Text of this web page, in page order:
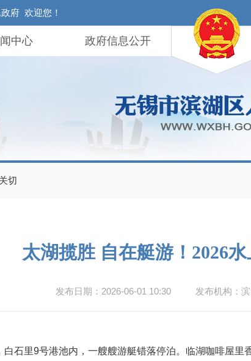
府 欢迎您！
中心 政府信息公开
切
太湖揽胜 自在艇游！2026
发布日期：2026-06-01 10:30 发布机构：
里9号港池内，一艘艘游艇错落停泊。临湖咖啡屋里香